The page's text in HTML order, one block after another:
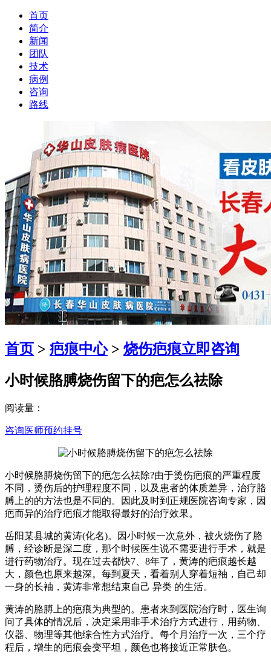
首页
简介
新闻
团队
技术
病例
咨询
路线
首页 > 疤痕中心> 烧伤疤痕立即咨询
小时候胳膊烧伤留下的疤怎么祛除
阅读量：
咨询医师预约挂号
小时候胳膊烧伤留下的疤怎么祛除?由于烫伤疤痕的严重程度
不同，烫伤后的护理程度不同，以及患者的体质差异，治疗胳
膊上的的方法也是不同的。因此及时到正规医院咨询专家，因
疤而异的治疗疤痕才能取得最好的治疗效果。
岳阳某县城的黄涛(化名)。因小时候一次意外，被火烧伤了胳
膊，经诊断是深二度，那个时候医生说不需要进行手术，就是
进行药物治疗。现在过去都快7、8年了，黄涛的疤痕越长越
大，颜色也原来越深。每到夏天，看着别人穿着短袖，自己却
一身的长袖，黄涛非常想结束自己 异类 的生活。
黄涛的胳膊上的疤痕为典型的。患者来到医院治疗时，医生询
问了具体的情况后，决定采用非手术治疗方式进行，用药物、
仪器、物理等其他综合性方式治疗。每个月治疗一次，三个疗
程后，增生的疤痕会变平坦，颜色也将接近正常肤色。